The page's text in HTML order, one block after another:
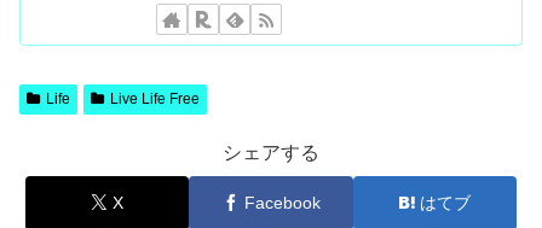
Life Live Life Free
シェアする
X Facebook はてブ